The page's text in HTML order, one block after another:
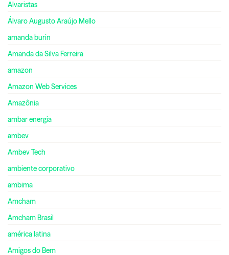
Alvaristas
Álvaro Augusto Araújo Mello
amanda burin
Amanda da Silva Ferreira
amazon
Amazon Web Services
Amazônia
ambar energia
ambev
Ambev Tech
ambiente corporativo
ambima
Amcham
Amcham Brasil
américa latina
Amigos do Bem